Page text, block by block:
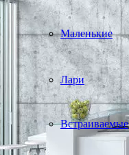
Маленькие
Лари
Встраиваемые